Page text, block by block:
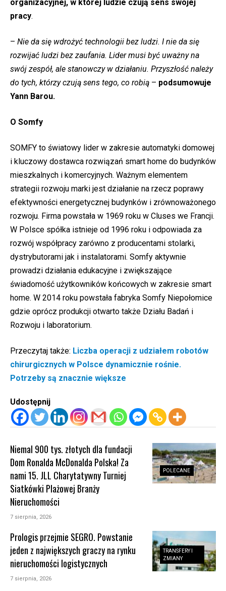
organizacyjnej, w której ludzie czują sens swojej
pracy.
– Nie da się wdrożyć technologii bez ludzi. I nie da się
rozwijać ludzi bez zaufania. Lider musi być uważny na
swój zespół, ale stanowczy w działaniu. Przyszłość należy
do tych, którzy czują sens tego, co robią – podsumowuje
Yann Barou.
O Somfy
SOMFY to światowy lider w zakresie automatyki domowej
i kluczowy dostawca rozwiązań smart home do budynków
mieszkalnych i komercyjnych. Ważnym elementem
strategii rozwoju marki jest działanie na rzecz poprawy
efektywności energetycznej budynków i zrównoważonego
rozwoju. Firma powstała w 1969 roku w Cluses we Francji.
W Polsce spółka istnieje od 1996 roku i odpowiada za
rozwój współpracy zarówno z producentami stolarki,
dystrybutorami jak i instalatorami. Somfy aktywnie
prowadzi działania edukacyjne i zwiększające
świadomość użytkowników końcowych w zakresie smart
home. W 2014 roku powstała fabryka Somfy Niepołomice
gdzie oprócz produkcji otwarto także Działu Badań i
Rozwoju i laboratorium.
Przeczytaj także: Liczba operacji z udziałem robotów
chirurgicznych w Polsce dynamicznie rośnie.
Potrzeby są znacznie większe
Udostępnij
POLECANE
Niemal 900 tys. złotych dla fundacji
Dom Ronalda McDonalda Polska! Za
nami 15. JLL Charytatywny Turniej
Siatkówki Plażowej Branży
Nieruchomości
7 sierpnia, 2026
TRANSFERY I
ZMIANY
Prologis przejmie SEGRO. Powstanie
jeden z największych graczy na rynku
nieruchomości logistycznych
7 sierpnia, 2026